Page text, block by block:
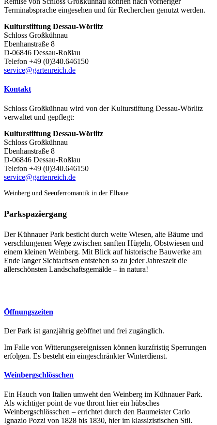
Terminabsprache eingesehen und für Recherchen genutzt werden.
Kulturstiftung Dessau-Wörlitz
Schloss Großkühnau
Ebenhanstraße 8
D-06846 Dessau-Roßlau
Telefon +49 (0)340.646150
service@gartenreich.de
Kontakt
Schloss Großkühnau wird von der Kulturstiftung Dessau-Wörlitz
verwaltet und gepflegt:
Kulturstiftung Dessau-Wörlitz
Schloss Großkühnau
Ebenhanstraße 8
D-06846 Dessau-Roßlau
Telefon +49 (0)340.646150
service@gartenreich.de
Weinberg und Seeuferromantik in der Elbaue
Parkspaziergang
Der Kühnauer Park besticht durch weite Wiesen, alte Bäume und
verschlungenen Wege zwischen sanften Hügeln, Obstwiesen und
einem kleinen Weinberg. Mit Blick auf historische Bauwerke am
Ende langer Sichtachsen entstehen so zu jeder Jahreszeit die
allerschönsten Landschaftsgemälde – in natura!
Öffnungszeiten
Der Park ist ganzjährig geöffnet und frei zugänglich.
Im Falle von Witterungsereignissen können kurzfristig Sperrungen
erfolgen. Es besteht ein eingeschränkter Winterdienst.
Weinbergschlösschen
Ein Hauch von Italien umweht den Weinberg im Kühnauer Park.
Als wichtiger point de vue thront hier ein hübsches
Weinbergschlösschen – errichtet durch den Baumeister Carlo
Ignazio Pozzi von 1828 bis 1830, hier im klassizistischen Stil.